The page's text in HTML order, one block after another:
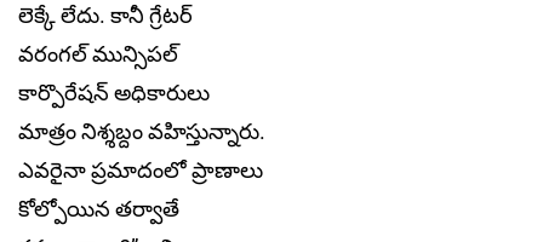
లెక్కే లేదు. కానీ గ్రేటర్
వరంగల్ మున్సిపల్
కార్పొరేషన్ అధికారులు
మాత్రం నిశ్శబ్దం వహిస్తున్నారు.
ఎవరైనా ప్రమాదంలో ప్రాణాలు
కోల్పోయిన తర్వాతే